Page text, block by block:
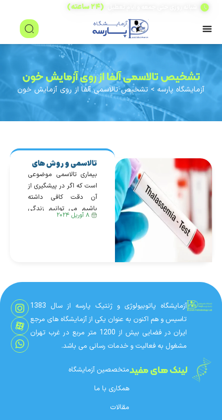
(۲۴ ساعته)
تشخیص تالاسمی آلفا از روی آزمایش خون
آزمایشگاه پارسه > تشخیص تالاسمی آلفا از روی آزمایش خون
تالاسمی و روش های
تشخیص آن
بیماری تالاسمی موضوعی
است که اگر در پیشگیری از
آن دقت کافی داشته
باشیم می توانیم زندگی
سراسر با آرامش و راحتی را
انتظار می رود. می دانید
که […]
۸ آوریل ۲۰۲۴
آزمایشگاه پاتوبیولوژی و ژنتیک پارسه از سال 1383
تاسیس و هم اکنون به عنوان یکی از آزمایشگاه های مرجع
ایران در فضایی بیش از 1200 متر مربع در غرب تهران
مشغول به فعالیت و خدمات رسانی می باشد.
لینک های مفیدمتخصصین آزمایشگاه
همکاری با ما
مقالات